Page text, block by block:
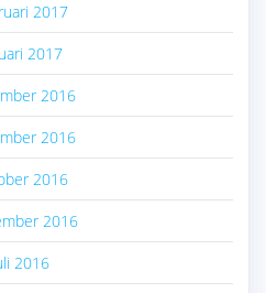
2017
2017
2016
2016
2016
2016
2016